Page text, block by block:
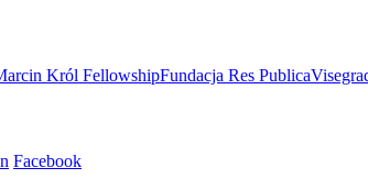
Król FellowshipFundacja Res Publica
Facebook